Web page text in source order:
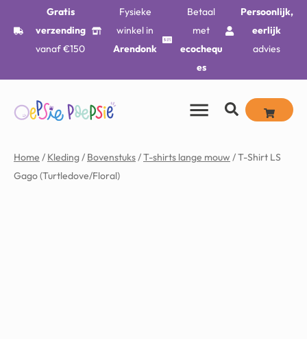
Gratis
verzending
vanaf €150
Fysieke
winkel in
Arendonk
Betaal
met
ecochequ
es
Persoonlijk,
eerlijk
advies
Home / Kleding/ Bovenstuks/T-shirts lange mouw / T-Shirt LS
Gago (Turtledove/Floral)